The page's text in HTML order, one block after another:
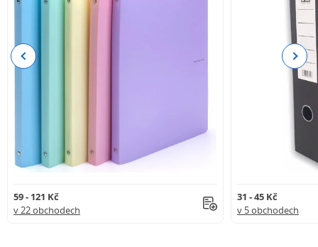
59 - 121 Kč
v 22 obchodech
31 - 45 Kč
v 5 obchodech
Previous Next